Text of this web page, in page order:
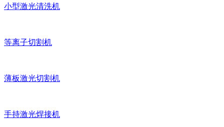
小型激光清洗机
等离子切割机
薄板激光切割机
手持激光焊接机